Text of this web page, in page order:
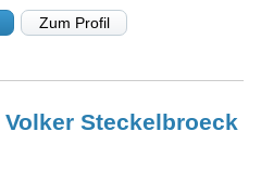
Zum Profil
VolkerSteckelbroeck